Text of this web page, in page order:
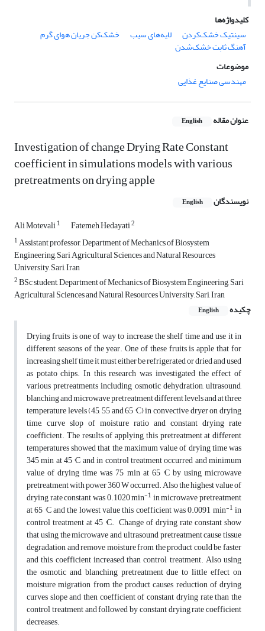
کلیدواژه‌ها
سینتیک خشک‌کردن
لایه‌های سیب خشک‌کن جریان هوای گرم
آهنگ ثابت خشک‌شدن
موضوعات
مهندسی صنایع غذایی
عنوان مقاله English
Investigation of change Drying Rate Constant
coefficient in simulations models with various
pretreatments on drying apple
نویسندگان English
Ali Motevali1 Fatemeh Hedayati2
1Assistant professor, Department of Mechanics of Biosystem
Engineering, Sari Agricultural Sciences and Natural Resources
University, Sari, Iran
2BSc student, Department of Mechanics of Biosystem Engineering, Sari
Agricultural Sciences and Natural Resources University, Sari, Iran
چکیده
English
Drying fruits is one of way to increase the shelf time and use it in
different seasons of the year. One of these fruits is apple that for
increasing shelf time it must either be refrigerated or dried and used
as potato chips. In this research was investigated the effect of
various pretreatments including osmotic dehydration, ultrasound,
blanching and microwave pretreatment different levels and at three
temperature levels (45, 55 and 65 °C) in convective dryer on drying
time, curve slop of moisture ratio and constant drying rate
coefficient. The results of applying this pretreatment at different
temperatures showed that the maximum value of drying time was
345 min at 45 °C and in control treatment occurred and minimum
value of drying time was 75 min at 65 °C by using microwave
pretreatment with power 360 W occurred. Also the highest value of
drying rate constant was 0.1020 min-1 in microwave pretreatment
at 65 °C and the lowest value this coefficient was 0.0091 min-1 in
control treatment at 45 °C. Change of drying rate constant show
that using the microwave and ultrasound pretreatment cause tissue
degradation and remove moisture from the product could be faster
and this coefficient increased than control treatment. Also using
the osmotic and blanching pretreatment due to little effect on
moisture migration from the product causes reduction of drying
curves slope and then coefficient of constant drying rate than the
control treatment and followed by constant drying rate coefficient
decreases.